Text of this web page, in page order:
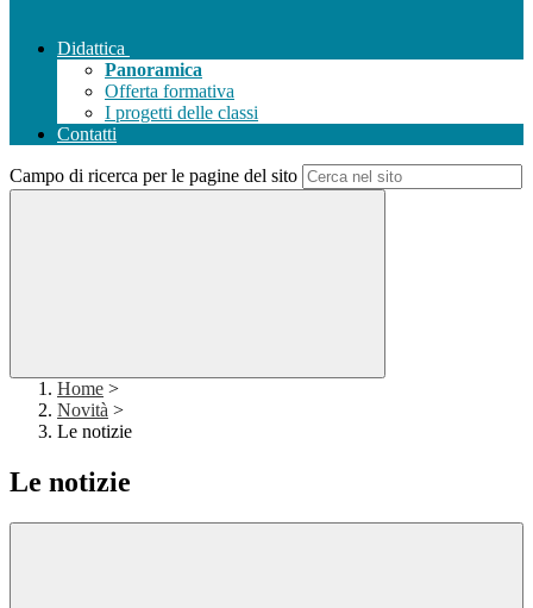
Didattica
Panoramica
Offerta formativa
I progetti delle classi
Contatti
Campo di ricerca per le pagine del sito
Home >
Novità >
Le notizie
Le notizie